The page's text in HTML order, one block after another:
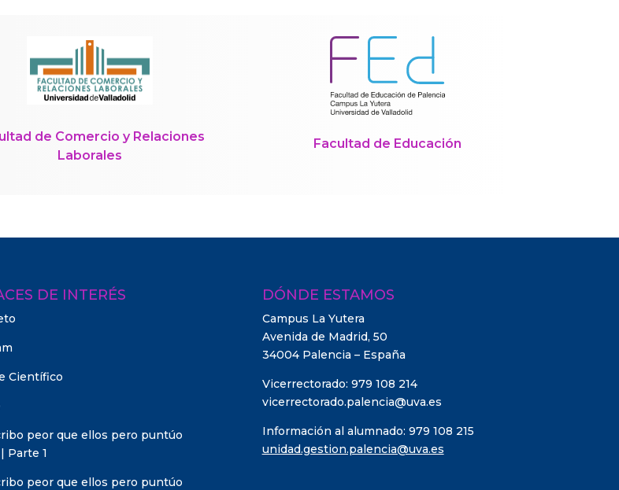
de Comercio y Relaciones
Laborales
Facultad de Educación
DE INTERÉS
Científico
peor que ellos pero puntúo
Parte 1
peor que ellos pero puntúo
DÓNDE ESTAMOS
Campus La Yutera
Avenida de Madrid, 50
34004 Palencia – España
Vicerrectorado: 979 108 214
vicerrectorado.palencia@uva.es
Información al alumnado: 979 108 215
unidad.gestion.palencia@uva.es